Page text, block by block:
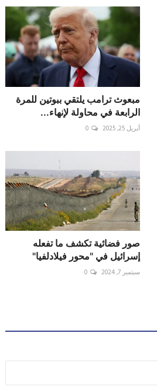
مبعوث ترامب يلتقي ببوتين للمرة
الرابعة في محاولة لإنهاء...
أبريل 25, 2025 0
صور فضائية تكشف ما تفعله
إسرائيل في "محور فيلادلفيا"
سبتمبر 7, 2024 0